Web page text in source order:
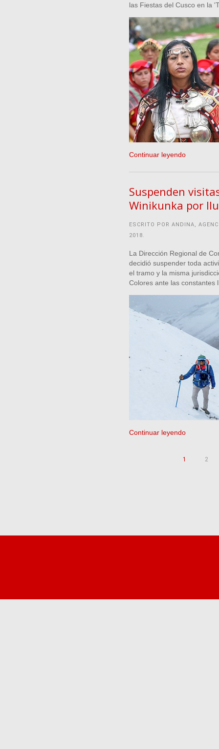
las Fiestas del Cusco en la
Continuar leyendo
Suspenden
Winikunka por
ESCRITO POR ANDINA,
2018.
La Dirección Regional de
decidió suspender toda
el tramo y la misma
Colores ante las constantes
Continuar leyendo
1 2